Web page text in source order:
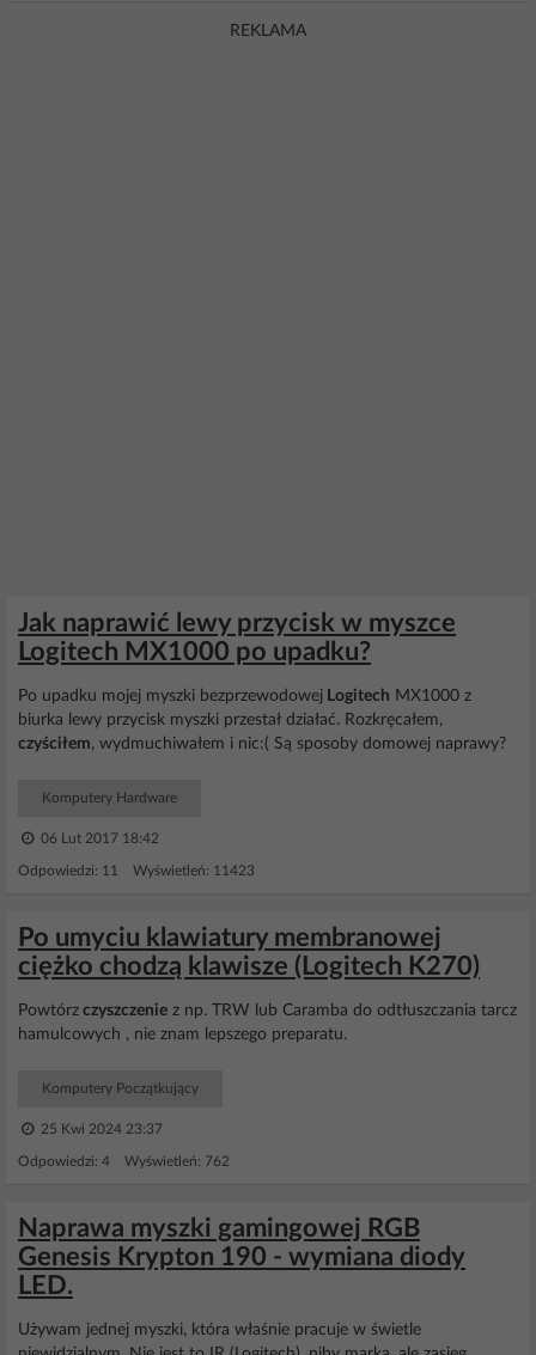
REKLAMA
Jak naprawić lewy przycisk w myszce
Logitech MX1000 po upadku?
Po upadku mojej myszki bezprzewodowej Logitech MX1000 z
biurka lewy przycisk myszki przestał działać. Rozkręcałem,
czyściłem, wydmuchiwałem i nic:( Są sposoby domowej naprawy?
Komputery Hardware
06 Lut 2017 18:42
Odpowiedzi: 11 Wyświetleń: 11423
Po umyciu klawiatury membranowej
ciężko chodzą klawisze (Logitech K270)
Powtórz czyszczenie z np. TRW lub Caramba do odtłuszczania tarcz
hamulcowych , nie znam lepszego preparatu.
Komputery Początkujący
25 Kwi 2024 23:37
Odpowiedzi: 4 Wyświetleń: 762
Naprawa myszki gamingowej RGB
Genesis Krypton 190 - wymiana diody
LED.
Używam jednej myszki, która właśnie pracuje w świetle